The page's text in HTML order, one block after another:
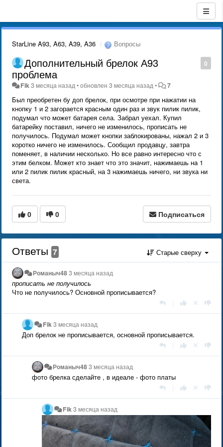
StarLine A93, A63, A39, A36 Вопросы
0
Дополнительный брелок А93
проблема
Fik3 месяца назад •обновлен3 месяца назад • 7
Был преобретен бу доп брелок, при осмотре при нажатии на
кнопку 1 и 2 загорается красным один раз и звук пилик пилик,
подумал что может батарея села. Забрал уехал. Купил
батарейку поставил, ничего не изменилось, прописать не
получилось. Подумал может кнопки заблокированы, нажал 2 и 3
коротко ничего не изменилось. Сообщил продавцу, завтра
поменяет, в наличии несколько. Но все равно интересно что с
этим белком. Может кто знает что это значит, нажимаешь на 1
или 2 пилик пилик красный, на 3 нажимаешь ничего, ни звука ни
света.
0 0 Подписаться
Ответы 7 Старые сверху
Романыч483 месяца назад
прописать не получилось
Что не получилось? Основной прописывается?
Fik3 месяца назад
Доп брелок не прописывается, основной прописывается.
Романыч483 месяца назад
фото брелка сделайте , в идеале - фото платы
Fik3 месяца назад